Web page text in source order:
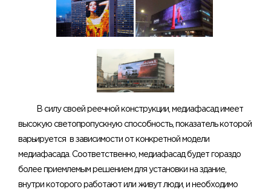
В силу своей реечной конструкции, медиафасад имеет
высокую светопропускную способность, показатель которой
варьируется в зависимости от конкретной модели
медиафасада. Соответственно, медиафасад будет гораздо
более приемлемым решением для установки на здание,
внутри которого работают или живут люди, и необходимо